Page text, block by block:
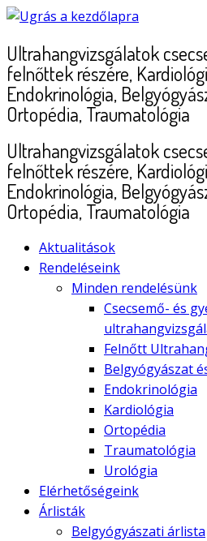
Skip
content
Ultrahangvizsgálatok
felnőttek részére,
Endokrinológia,
Ortopédia, Traumatológia
Ultrahangvizsgálatok
felnőttek részére,
Endokrinológia,
Ortopédia, Traumatológia
Aktualitások
Rendeléseink
Minden rendelésünk
Csecsemő- és
Felnőtt
Belgyógyászat
Endokrinológia
Kardiológia
Ortopédia
Traumatológia
Urológia
Elérhetőségeink
Árlisták
Belgyógyászati árlista